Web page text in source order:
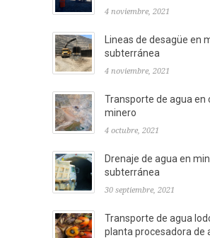
4 noviembre, 2021
Lineas de desagüe en
subterránea
4 noviembre, 2021
Transporte de agua en
minero
4 octubre, 2021
Drenaje de agua en
subterránea
30 septiembre, 2021
Transporte de agua
planta procesadora de